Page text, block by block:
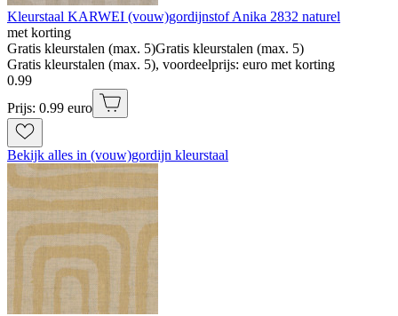
Kleurstaal KARWEI (vouw)gordijnstof Anika 2832 naturel
met korting
Gratis kleurstalen (max. 5)Gratis kleurstalen (max. 5)
Gratis kleurstalen (max. 5), voordeelprijs: euro met korting
0.99
Prijs: 0.99 euro
Bekijk alles in (vouw)gordijn kleurstaal